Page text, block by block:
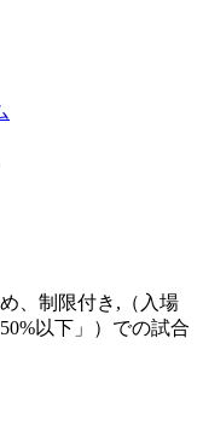
、制限付き,（入場
以下」）での試合